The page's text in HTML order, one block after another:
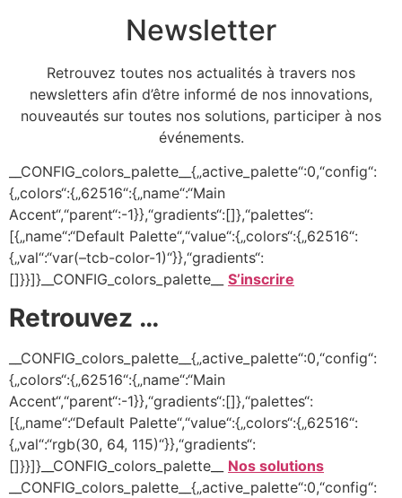
Newsletter
Retrouvez toutes nos actualités à travers nos
newsletters afin d’être informé de nos innovations,
nouveautés sur toutes nos solutions, participer à nos
événements.
__CONFIG_colors_palette__{„active_palette“:0,“config“:
{„colors“:{„62516“:{„name“:“Main
Accent“,“parent“:-1}},“gradients“:[]},“palettes“:
[{„name“:“Default Palette“,“value“:{„colors“:{„62516“:
{„val“:“var(–tcb-color-1)“}},“gradients“:
[]}}]}__CONFIG_colors_palette__ S’inscrire
Retrouvez …
__CONFIG_colors_palette__{„active_palette“:0,“config“:
{„colors“:{„62516“:{„name“:“Main
Accent“,“parent“:-1}},“gradients“:[]},“palettes“:
[{„name“:“Default Palette“,“value“:{„colors“:{„62516“:
{„val“:“rgb(30, 64, 115)“}},“gradients“:
[]}}]}__CONFIG_colors_palette__ Nos solutions
__CONFIG_colors_palette__{„active_palette“:0,“config“: